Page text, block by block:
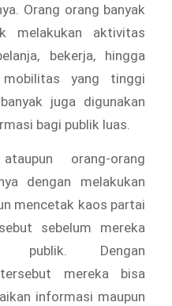
Orang orang banyak
melakukan aktivitas
bekerja, hingga
yang tinggi
juga digunakan
bagi publik luas.
orang-orang
dengan melakukan
mencetak kaos partai
sebelum mereka
publik. Dengan
mereka bisa
informasi maupun